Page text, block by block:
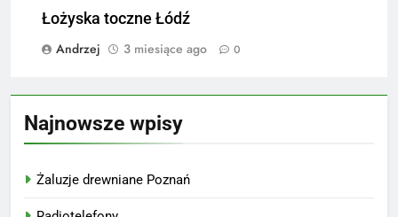
Łożyska toczne Łódź
Andrzej
3 miesiące ago 0
Najnowsze wpisy
Żaluzje drewniane Poznań